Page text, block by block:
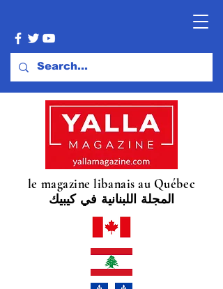
le magazine libanais au Québec
المجلة اللبنانية في كيبيك